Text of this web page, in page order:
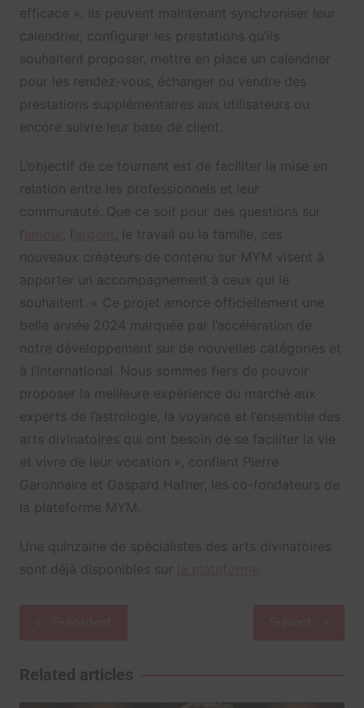
efficace ». Ils peuvent maintenant synchroniser leur
calendrier, configurer les prestations qu’ils
souhaitent proposer, mettre en place un calendrier
pour les rendez-vous, échanger ou vendre des
prestations supplémentaires aux utilisateurs ou
encore suivre leur base de client.
L’objectif de ce tournant est de faciliter la mise en
relation entre les professionnels et leur
communauté. Que ce soit pour des questions sur
l’amour , l’argent
, le travail ou la famille, ces
nouveaux créateurs de contenu sur MYM visent à
apporter un accompagnement à ceux qui le
souhaitent. « Ce projet amorce officiellement une
belle année 2024 marquée par l’accélération de
notre développement sur de nouvelles catégories et
à l’international. Nous sommes fiers de pouvoir
proposer la meilleure expérience du marché aux
experts de l’astrologie, la voyance et l’ensemble des
arts divinatoires qui ont besoin de se faciliter la vie
et vivre de leur vocation », confient Pierre
Garonnaire et Gaspard Hafner, les co-fondateurs de
la plateforme MYM.
Une quinzaine de spécialistes des arts divinatoires
sont déjà disponibles sur
l’article
Related articles